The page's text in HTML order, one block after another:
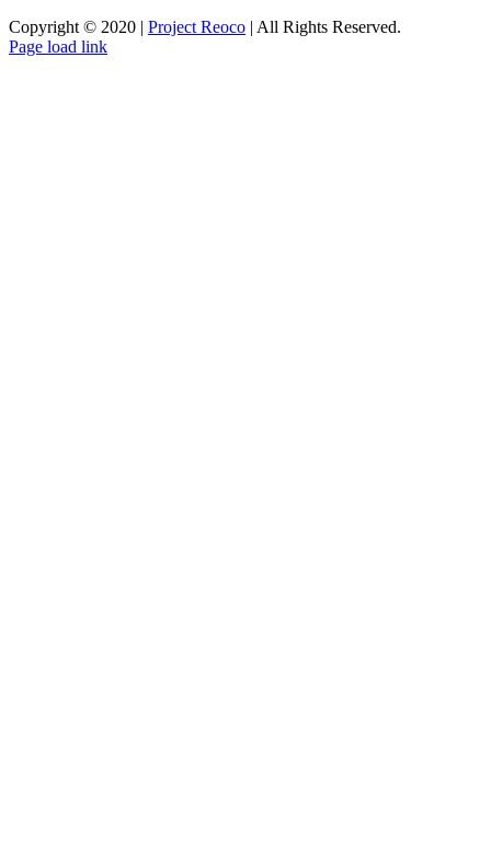
Copyright © 2020 | Project Reoco | All Rights Reserved.
Facebook
Twitter
Instagram
Pinterest
Page load link